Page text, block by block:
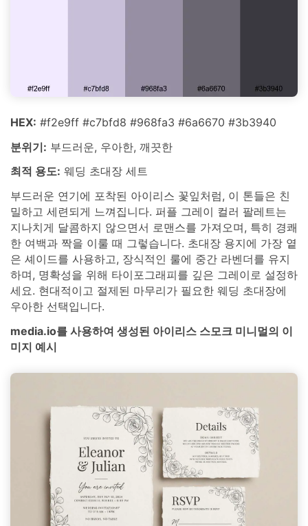
HEX: #f2e9ff #c7bfd8 #968fa3 #6a6670 #3b3940
분위기: 부드러운, 우아한, 깨끗한
최적 용도: 웨딩 초대장 세트
부드러운 연기에 포착된 아이리스 꽃잎처럼, 이 톤들은 친
밀하고 세련되게 느껴집니다. 퍼플 그레이 컬러 팔레트는
지나치게 달콤하지 않으면서 로맨스를 가져오며, 특히 경쾌
한 여백과 짝을 이룰 때 그렇습니다. 초대장 용지에 가장 옅
은 셰이드를 사용하고, 장식적인 룰에 중간 라벤더를 유지
하며, 명확성을 위해 타이포그래피를 깊은 그레이로 설정하
세요. 현대적이고 절제된 마무리가 필요한 웨딩 초대장에
우아한 선택입니다.
media.io를 사용하여 생성된 아이리스 스모크 미니멀의 이
미지 예시